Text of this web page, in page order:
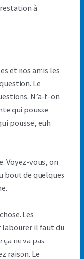
à
et nos amis les
Le
N’a-t-on
qui pousse
pousse, euh
Voyez-vous, on
bout de quelques
Les
labourer il faut du
ne va pas
raison. Le